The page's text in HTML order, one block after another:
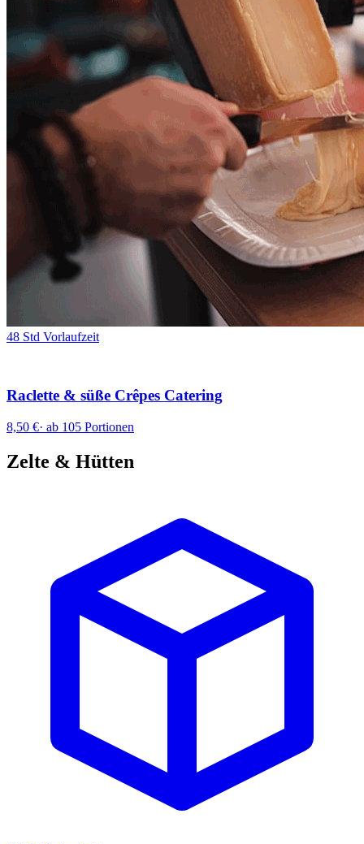
48 Std Vorlaufzeit
Raclette & süße Crêpes Catering
8,50 €· ab 105 Portionen
Zelte & Hütten